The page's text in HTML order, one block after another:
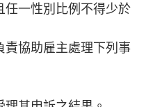
任一性別比例不得少於
責協助雇主處理下列事